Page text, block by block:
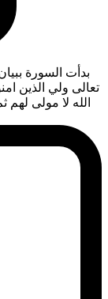
بدأت السورة
تعالى ولي الذين
الله لا مولى